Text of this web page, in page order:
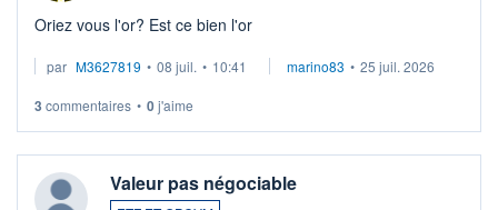
Oriez vous l'or? Est ce bien l'or
par M3627819 • 08 juil. • 10:41 marino83 • 25 juil. 2026
3 commentaires • 0j'aime
Valeur pas négociable